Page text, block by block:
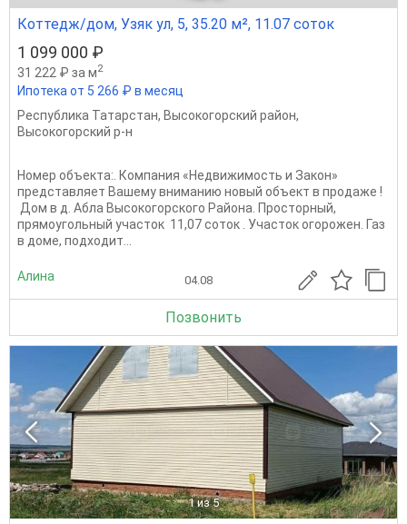
Коттедж/дом, Узяк ул, 5, 35.20 м², 11.07 соток
1 099 000 ₽
31 222 ₽ за м2
Ипотека от 5 266 ₽ в месяц
Республика Татарстан, Высокогорский район,
Высокогорский р-н
Номер объекта:. Компания «Недвижимость и Закон»
представляет Вашему вниманию новый объект в продаже ! ​​​​​​​​​​​​​​
Дом в д. Абла Высокогорского Района. Просторный,
прямоугольный участок 11,07 соток . Участок огорожен. Газ
в доме, подходит...
Алина 04.08
Позвонить
1 из 5